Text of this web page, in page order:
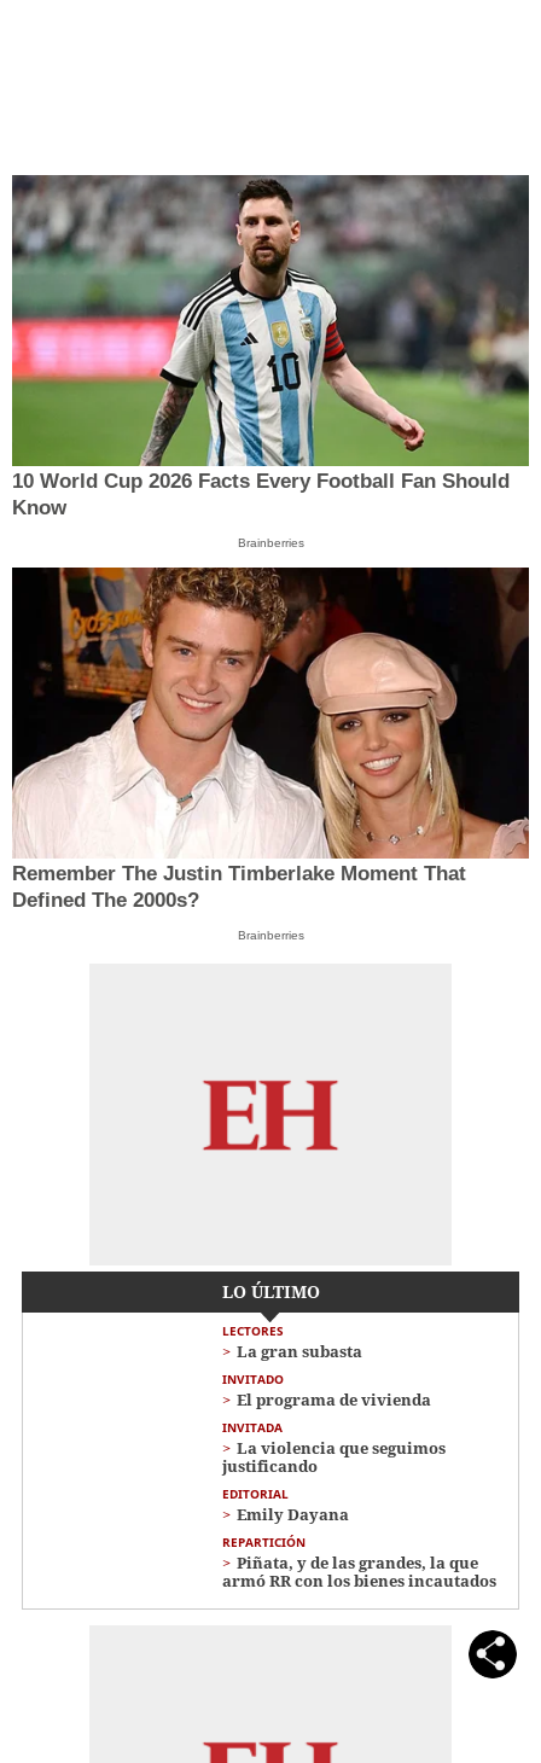
10 World Cup 2026 Facts Every Football Fan Should
Know
Brainberries
Remember The Justin Timberlake Moment That
Defined The 2000s?
Brainberries
LO ÚLTIMO
LECTORES
La gran subasta
INVITADO
El programa de vivienda
INVITADA
La violencia que seguimos
justificando
EDITORIAL
Emily Dayana
REPARTICIÓN
Piñata, y de las grandes, la que
armó RR con los bienes incautados